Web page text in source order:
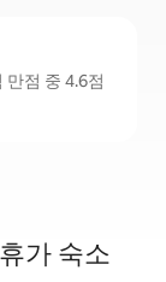
점 중 4.6점
가 숙소